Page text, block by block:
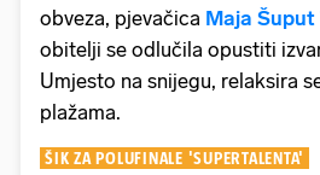
obveza, pjevačica Maja
obitelji se odlučila opustiti
Umjesto na snijegu, relaksira
plažama.
ŠIK ZA POLUFINALE 'SUPERTALENTA'